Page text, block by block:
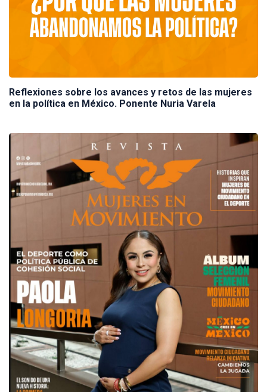
Reflexiones sobre los avances y retos de las mujeres
en la política en México. Ponente Nuria Varela